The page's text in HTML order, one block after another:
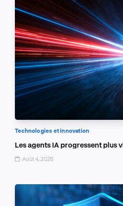
Technologies et innovation
Les agents IA progressent plus
Août 4, 2026